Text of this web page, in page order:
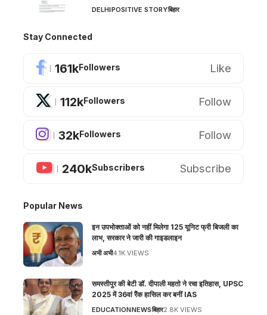
DELHIPOSITIVE STORYबिहार
Stay Connected
161kFollowers Like
112kFollowers Follow
32kFollowers Follow
240kSubscribers Subscribe
Popular News
इन उपभोक्ताओं को नहीं मिलेगा 125 यूनिट फ्री बिजली का
लाभ, सरकार ने जारी की गाइडलाइन
अभी अभी4.1K VIEWS
समस्तीपुर की बेटी डॉ. दीपाली महतो ने रचा इतिहास, UPSC
2025 में 36वां रैंक हासिल कर बनीं IAS
EDUCATIONNEWSबिहार2.8K VIEWS